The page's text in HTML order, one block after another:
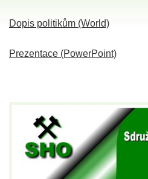
Dopis politikům (World)
Prezentace (PowerPoint)